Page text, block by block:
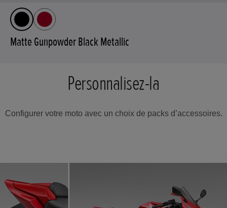
Matte Gunpowder Black Metallic
Personnalisez-la
Configurer votre moto avec un choix de packs d’accessoires.